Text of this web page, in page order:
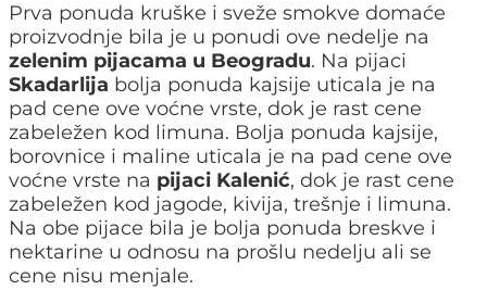
Prva ponuda kruške i sveže smokve domaće
proizvodnje bila je u ponudi ove nedelje na
zelenim pijacama u Beogradu. Na pijaci
Skadarlija bolja ponuda kajsije uticala je na
pad cene ove voćne vrste, dok je rast cene
zabeležen kod limuna. Bolja ponuda kajsije,
borovnice i maline uticala je na pad cene ove
voćne vrste na pijaci Kalenić, dok je rast cene
zabeležen kod jagode, kivija, trešnje i limuna.
Na obe pijace bila je bolja ponuda breskve i
nektarine u odnosu na prošlu nedelju ali se
cene nisu menjale.